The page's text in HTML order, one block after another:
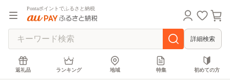
Pontaポイントでふるさと納税
詳細検索
返礼品 ランキング 地域 特集 初めての方